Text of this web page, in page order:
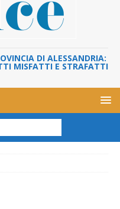
DI ALESSANDRIA:
MISFATTI E STRAFATTI